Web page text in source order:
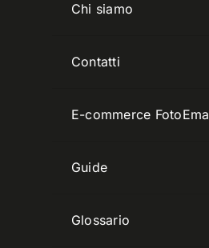
Chi siamo
Contatti
E-commerce FotoEma
Guide
Glossario